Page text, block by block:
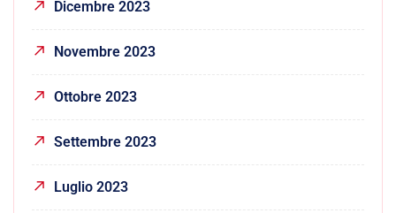
Dicembre 2023
Novembre 2023
Ottobre 2023
Settembre 2023
Luglio 2023